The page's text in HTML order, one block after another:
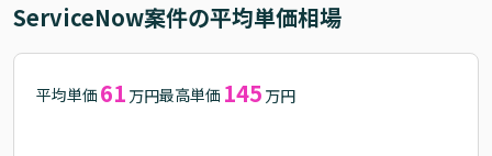
ServiceNow案件の平均単価相場
平均単価 61 万円最高単価 145 万円